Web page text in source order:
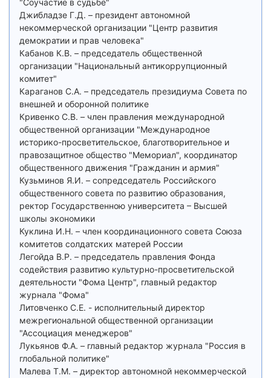
"Соучастие в судьбе"
Джибладзе Г.Д. – президент автономной
некоммерческой организации "Центр развития
демократии и прав человека"
Кабанов К.В. – председатель общественной
организации "Национальный антикоррупционный
комитет"
Караганов С.А. – председатель президиума Совета по
внешней и оборонной политике
Кривенко С.В. – член правления международной
общественной организации "Международное
историко-просветительское, благотворительное и
правозащитное общество "Мемориал", координатор
общественного движения "Гражданин и армия"
Кузьминов Я.И. – сопредседатель Российского
общественного совета по развитию образования,
ректор Государственною университета – Высшей
школы экономики
Куклина И.Н. – член координационного совета Союза
комитетов солдатских матерей России
Легойда В.Р. – председатель правления Фонда
содействия развитию культурно-просветительской
деятельности "Фома Центр", главный редактор
журнала "Фома"
Литовченко С.Е. - исполнительный директор
межрегиональной общественной организации
"Ассоциация менеджеров"
Лукьянов Ф.А. – главный редактор журнала "Россия в
глобальной политике"
Малева Т.М. – директор автономной некоммерческой